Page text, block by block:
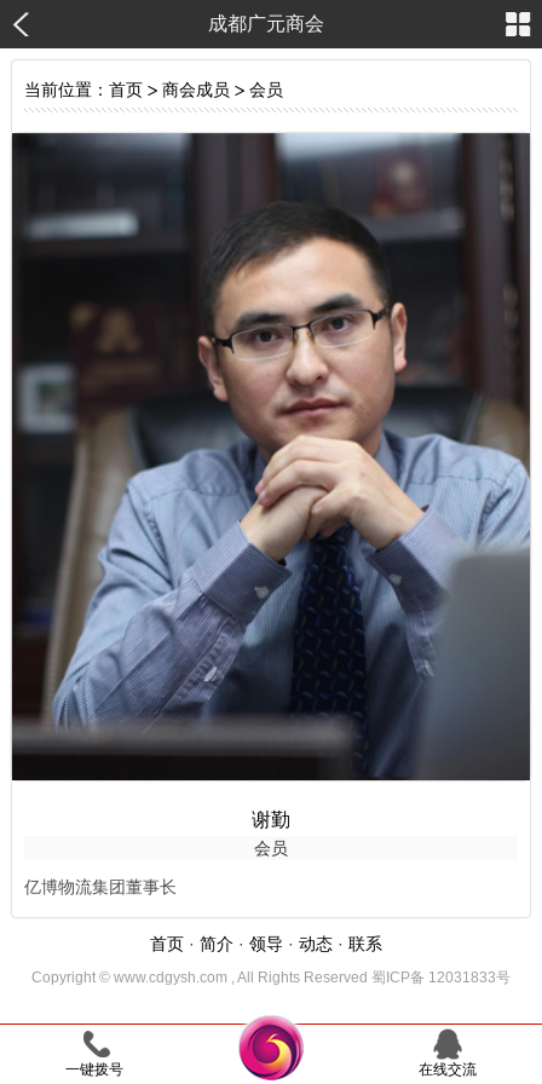
成都广元商会
当前位置： 首页 > 商会成员 > 会员
谢勤
会员
亿博物流集团董事长
首页 · 简介 · 领导 · 动态 · 联系
Copyright © www.cdgysh.com , All Rights Reserved 蜀ICP备 12031833号
一键拨号 在线交流